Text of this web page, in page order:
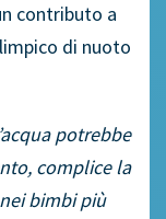
contributo a
di nuoto
potrebbe
complice la
bimbi più